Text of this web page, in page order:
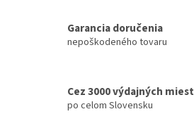
Garancia doručenia
nepoškodeného tovaru
Cez 3000 výdajných miest
po celom Slovensku